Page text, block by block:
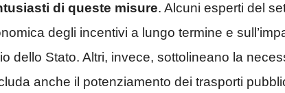
di queste misure. Alcuni esperti del
degli incentivi a lungo termine e
dello Stato. Altri, invece, sottolineano la
anche il potenziamento dei trasporti